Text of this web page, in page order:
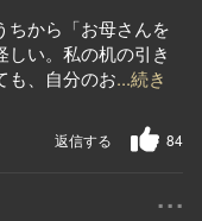
ちから「お母さんを
い。私の机の引き
も、自分のお...続き
84
返信する
...